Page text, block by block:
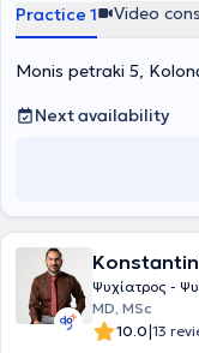
Practice 1 Video
Monis petraki 5,
Next availability
Ψυχίατρος -
MD, MSc
10.0|13